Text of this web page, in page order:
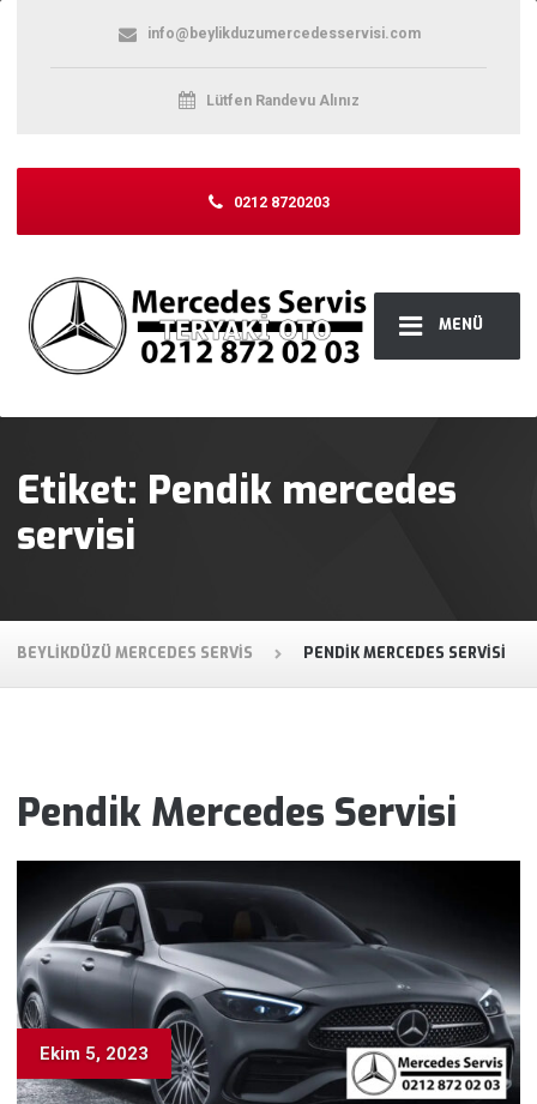
MENÜ
info@beylikduzumercedesservisi.com
Lütfen Randevu Alınız
0212 8720203
Etiket: Pendik mercedes
servisi
BEYLIKDÜZÜ MERCEDES SERVIS PENDIK MERCEDES SERVISI
Pendik Mercedes Servisi
Ekim 5, 2023